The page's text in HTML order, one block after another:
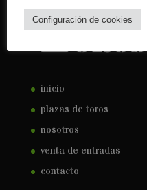
inicio
plazas de toros
nosotros
venta de entradas
contacto
Configuración de cookies